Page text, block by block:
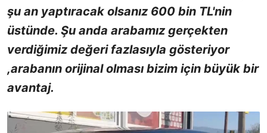
şu an yaptıracak olsanız 600 bin TL'nin
üstünde. Şu anda arabamız gerçekten
verdiğimiz değeri fazlasıyla gösteriyor
,arabanın orijinal olması bizim için büyük bir
avantaj.